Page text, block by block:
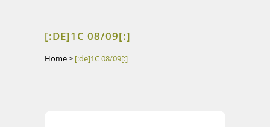
[:DE]1C 08/09[:]
Home> [:de]1C 08/09[:]